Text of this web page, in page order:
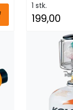
1 stk.
199,00